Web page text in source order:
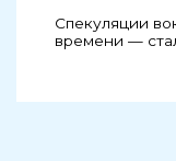
Спекуляции
времени —